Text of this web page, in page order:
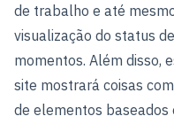
de trabalho e até
visualização do status
momentos. Além disso,
site mostrará coisas
de elementos